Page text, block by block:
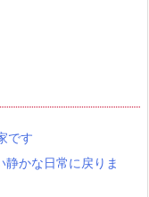
です
かな日常に戻りま